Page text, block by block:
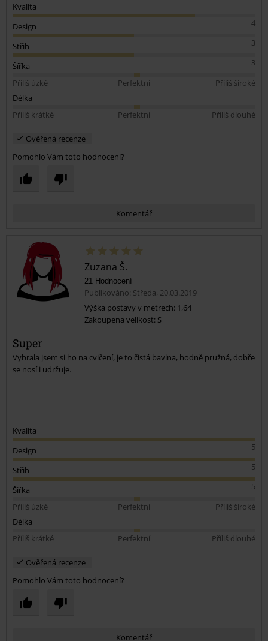
Kvalita
4
Design
3
Střih
3
Šířka
Příliš úzké
Perfektní
Příliš široké
Délka
Příliš krátké
Perfektní Příliš dlouhé
Ověřená recenze
Pomohlo Vám toto hodnocení?
Komentář
Zuzana Š.
21 Hodnocení
Publikováno: Středa, 20.03.2019
Výška postavy v metrech: 1,64
Zakoupena velikost: S
Super
Vybrala jsem si ho na cvičení, je to čistá bavlna, hodně pružná, dobře
se nosí i udržuje.
Kvalita
5
Design
5
Střih
5
Šířka
Příliš úzké
Perfektní
Příliš široké
Délka
Příliš krátké
Perfektní Příliš dlouhé
Ověřená recenze
Pomohlo Vám toto hodnocení?
Komentář